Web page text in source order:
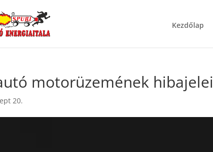
Kezdőlap
motorüzemének hibajelei
20.